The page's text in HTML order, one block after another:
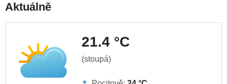
Aktuálně
21.4 °C
(stoupá)